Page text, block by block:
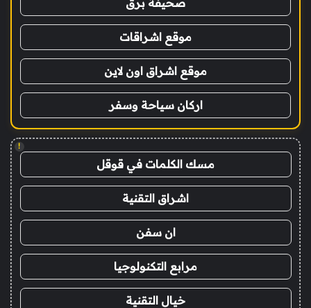
صحيفة برق
موقع اشراقات
موقع اشراق اون لاين
اركان سياحة وسفر
!
مسك الكلمات في قوقل
اشراق التقنية
ان سفن
مرابع التكنولوجيا
خيال التقنية